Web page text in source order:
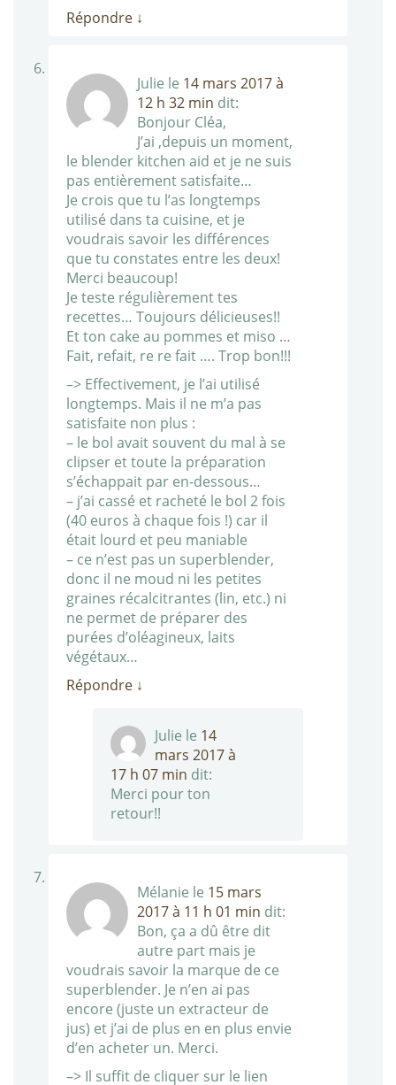
Répondre ↓
Julie le 14 mars 2017 à
12 h 32 min dit:
Bonjour Cléa,
J’ai ,depuis un moment,
le blender kitchen aid et je ne suis
pas entièrement satisfaite…
Je crois que tu l’as longtemps
utilisé dans ta cuisine, et je
voudrais savoir les différences
que tu constates entre les deux!
Merci beaucoup!
Je teste régulièrement tes
recettes… Toujours délicieuses!!
Et ton cake au pommes et miso …
Fait, refait, re re fait …. Trop bon!!!
–> Effectivement, je l’ai utilisé
longtemps. Mais il ne m’a pas
satisfaite non plus :
– le bol avait souvent du mal à se
clipser et toute la préparation
s’échappait par en-dessous…
– j’ai cassé et racheté le bol 2 fois
(40 euros à chaque fois !) car il
était lourd et peu maniable
– ce n’est pas un superblender,
donc il ne moud ni les petites
graines récalcitrantes (lin, etc.) ni
ne permet de préparer des
purées d’oléagineux, laits
végétaux…
Répondre ↓
Julie le 14
mars 2017 à
17 h 07 min dit:
Merci pour ton
retour!!
Mélanie le 15 mars
2017 à 11 h 01 min dit:
Bon, ça a dû être dit
autre part mais je
voudrais savoir la marque de ce
superblender. Je n’en ai pas
encore (juste un extracteur de
jus) et j’ai de plus en en plus envie
d’en acheter un. Merci.
–> Il suffit de cliquer sur le lien